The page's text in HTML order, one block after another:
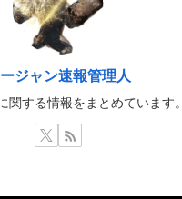
ジャン速報管理人
関する情報をまとめています。